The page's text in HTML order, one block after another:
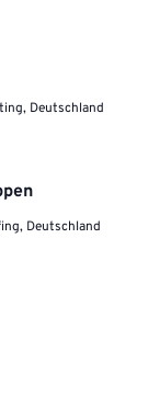
Deutschland
Deutschland